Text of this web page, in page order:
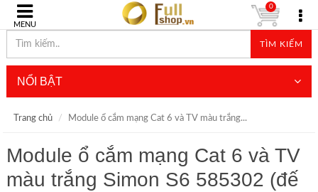
MENU
TÌM KIẾM
0
NỔI BẬT
Trang chủ Module ổ cắm mạng Cat 6 và TV màu trắng...
Module ổ cắm mạng Cat 6 và TV
màu trắng Simon S6 585302 (đế